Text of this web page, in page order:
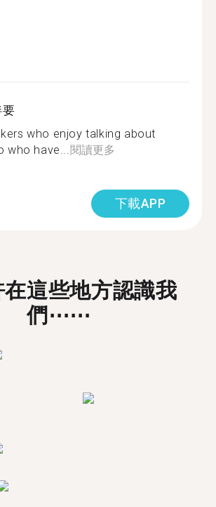
who enjoy talking about
who have...閱讀更多
下載APP
這些地方認識我
們⋯⋯